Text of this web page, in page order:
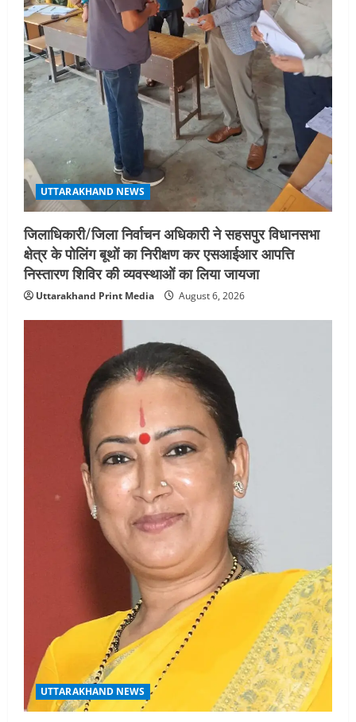
4 August 5, 2026
STATES NEWS
महाराज की राजस्थान के मुख्यमंत्री से
शिष्टाचार भेंट पर्यटन और सांस्कृतिक
गतिविधियों के विस्तार पर हुई चर्चा
August 4, 2026
UTTARAKHAND NEWS
जिलाधिकारी/जिला निर्वाचन अधिकारी ने सहसपुर विधानसभा
क्षेत्र के पोलिंग बूथों का निरीक्षण कर एसआईआर आपत्ति
निस्तारण शिविर की व्यवस्थाओं का लिया जायजा
Uttarakhand Print Media August 6, 2026
UTTARAKHAND NEWS